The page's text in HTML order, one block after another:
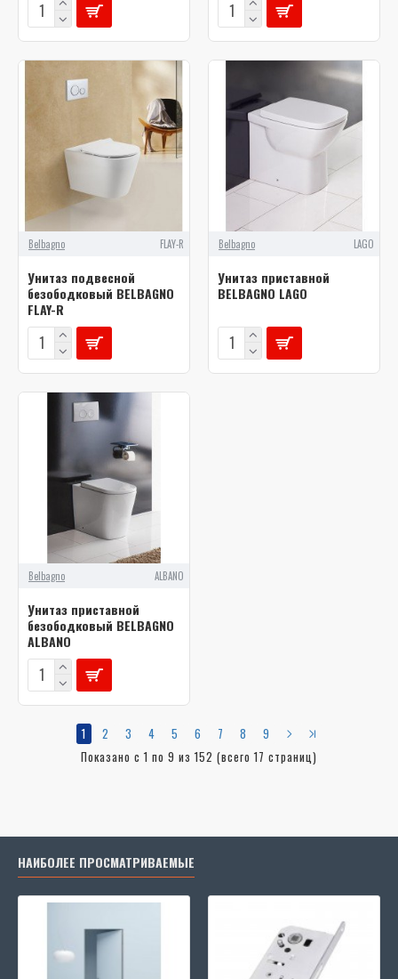
Belbagno FLAY-R
Унитаз подвесной
безободковый BELBAGNO
FLAY-R
Belbagno LAGO
Унитаз приставной
BELBAGNO LAGO
Belbagno ALBANO
Унитаз приставной
безободковый BELBAGNO
ALBANO
1 2 3 4 5 6 7 8
9
Показано с 1 по 9 из 152 (всего 17 страниц)
НАИБОЛЕЕ ПРОСМАТРИВАЕМЫЕ